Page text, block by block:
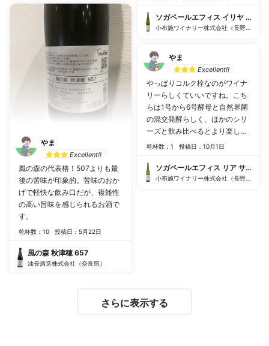
やま
Excellent!!
風の森の代表格！507よりも最
後の苦味が印象的。苦味のおか
げで軽快な飲み口だが、複雑性
の高い旨味を感じられるお酒で
す。
乾杯数：10 投稿日：5月22日
風の森 秋津穂 657
油長酒造株式会社（奈良県）
どうなるかも楽しみです。
ソガペールエフィス イリヤ ソント
小布施ワイナリー株式会社（長野県）
やま
Excellent!!
やっぱりコルク栓なのがワイナ
リーらしくていいですね。こち
らは1号から6号酵母と自然界菌
の混交発酵らしく、ほかのシリ
ーズと飲み比べるとより楽しめ
ます。酸味が強そうな印象でし
個人的には非常に飲みやすかっ
たです。めちゃくちゃ飲みやす
乾杯数：1 投稿日：10月1日
ソガペールエフィス リア サケ ナ
小布施ワイナリー株式会社（長野県）
さらに表示する